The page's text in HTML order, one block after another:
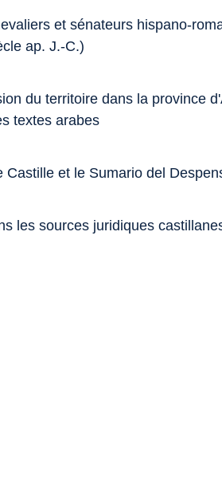
et sénateurs hispano-
ap. J.-C.)
du territoire dans la province
textes arabes
Castille et le Sumario del
les sources juridiques